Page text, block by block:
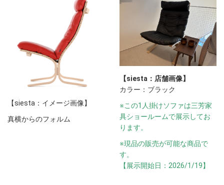
【siesta：イメージ画像】
真横からのフォルム
【siesta：店舗画像】
カラー：ブラック
※この1人掛けソファは三芳家
具ショールームで展示してお
ります。
※現品の販売が可能な商品で
す。
【展示開始日：2026/1/19】